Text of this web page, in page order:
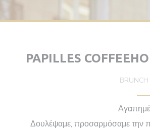
PAPILLES
BRUNCH
Δουλέψαμε, προσαρμόσαμε την